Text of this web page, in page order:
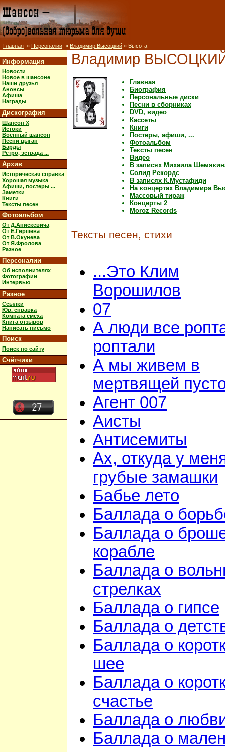
Главная » Персоналии » Владимир Высоцкий » Высота
Информация
Новости
Новое в шансоне
Наши друзья
Анонсы
Афиша
Награды
Дискография
Шансон X
Истоки
Военный шансон
Песни цыган
Барды
Ретро, эстрада ...
Архив
Историческая справка
Хорошая музыка
Афиши, постеры ...
Заметки
Книги
Тексты песен
Фотоальбом
От Д.Анискевича
От Е.Гиршева
От В.Окунева
От Я.Фролова
Разное
Персоналии
Об исполнителях
Фотографии
Интервью
Разное
Ссылки
Юр. справка
Комната смеха
Книга отзывов
Написать письмо
Поиск
Поиск по сайту
Счётчики
Владимир
Главная
Биография
Персональные диски
Песни в сборниках
DVD, видео
Кассеты
Книги
Постеры, афиши, ...
Фотоальбом
Тексты песен
Видео
В записях Михаила
Солид Рекордс
В записях К.Мустафиди
На концертах Владимира
Массовый тираж
Концерты 2
Moroz Records
Тексты песен, стихи
...Это Клим
Ворошилов
07
А люди все
роптали
А мы живем в
мертвящей
Агент 007
Аисты
Антисемиты
Ах, откуда у
грубые замашки
Бабье лето
Баллада о
Баллада о
корабле
Баллада о
стрелках
Баллада о гипсе
Баллада о
Баллада о
шее
Баллада о
счастье
Баллада о
Баллада о